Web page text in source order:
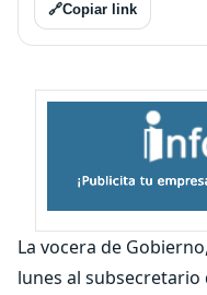
🔗Copiar link
La vocera de Gobierno,
lunes al subsecretario